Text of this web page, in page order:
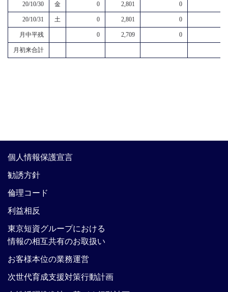
20/10/30 金 0 2,801 0
20/10/31 土 0 2,801 0
月中平残 0 2,709 0
月初来合計
個人情報保護宣言
勧誘方針
倫理コード
利益相反
東京短資グループにおける
情報の相互共有のお取扱い
お客様本位の業務運営
次世代育成支援対策行動計画